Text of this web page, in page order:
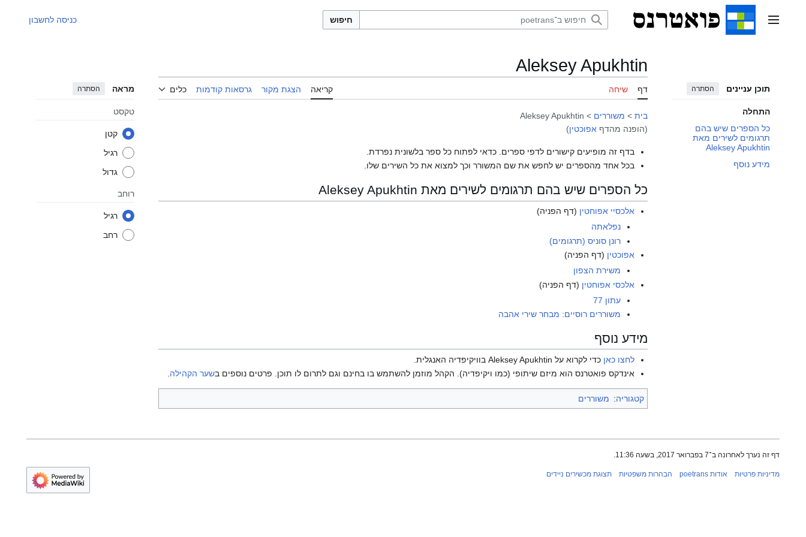
תפריט ראשי חיפוש כניסה לחשבון
תוכן עניינים הסתרה
התחלה
כל הספרים שיש בהם
תרגומים לשירים מאת
Aleksey Apukhtin
מידע נוסף
Aleksey Apukhtin
דף שיחה קריאה הצגת מקור גרסאות קודמות כלים מראה הסתרה
טקסט
קטן
רגיל
גדול
רוחב
רגיל
רחב
בית > משוררים >
Aleksey Apukhtin
(הופנה מהדף אפוכטין)
בדף זה מופיעים קישורים לדפי ספרים. כדאי לפתוח כל ספר בלשונית נפרדת.
בכל אחד מהספרים יש לחפש את שם המשורר וכך למצוא את כל השירים שלו.
כל הספרים שיש בהם תרגומים לשירים מאת Aleksey Apukhtin
אלכסיי אפוחטין (דף הפניה)
נפלאתה
רונן סוניס (תרגומים)
אפוכטין (דף הפניה)
משירת הצפון
אלכסי אפוחטין (דף הפניה)
עתון 77
משוררים רוסיים: מבחר שירי אהבה
מידע נוסף
לחצו כאן כדי לקרוא על Aleksey Apukhtin בוויקיפדיה האנגלית.
אינדקס פואטרנס הוא מיזם שיתופי (כמו ויקיפדיה). הקהל מוזמן להשתמש בו בחינם וגם לתרום לו תוכן. פרטים נוספים בשער הקהילה
קטגוריה: משוררים
דף זה נערך לאחרונה ב־7 בפברואר 2017, בשעה 11:36.
מדיניות פרטיות אודות poetrans הבהרות משפטיות תצוגת מכשירים ניידים